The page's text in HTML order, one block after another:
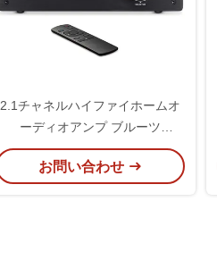
2.1チャネルハイファイホームオ
ーディオアンプ ブルーツ
Bluetooth BTL パワーアンプ Dク
ラス 統合アンプ
お問い合わせ